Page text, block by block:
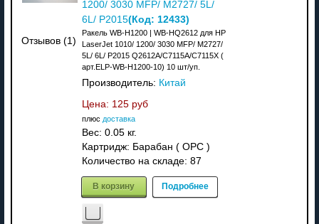
Отзывов (1)
1200/ 3030 MFP/ M2727/ 5L/
6L/ P2015(Код: 12433)
Ракель WB-H1200 | WB-HQ2612 для HP
LaserJet 1010/ 1200/ 3030 MFP/ M2727/
5L/ 6L/ P2015 Q2612A/C7115A/C7115X (
арт.ELP-WB-H1200-10) 10 шт/уп.
Производитель: Китай
Цена: 125 руб
плюс доставка
Вес: 0.05 кг.
Картридж: Барабан ( OPC )
Количество на складе: 87
В корзину Подробнее